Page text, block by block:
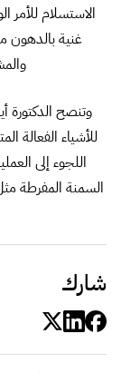
الاستسلام للأمر
غنية بالدهون
وتنصح الدكتورة
للأشياء الفعالة
اللجوء إلى
السمنة المفرطة
شارك